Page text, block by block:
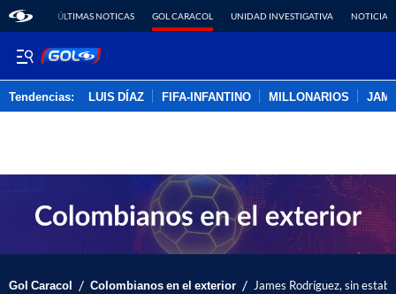
ÚLTIMAS NOTICAS GOL CARACOL UNIDAD INVESTIGATIVA NOTICIAS
Tendencias: LUIS DÍAZ FIFA-INFANTINO MILLONARIOS
Gol Caracol / Colombianos en el exterior / James Rodríguez, sin